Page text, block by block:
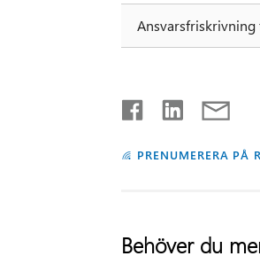
PRENUMERERA PÅ
Behöver du